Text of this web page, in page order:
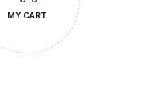
MY CART